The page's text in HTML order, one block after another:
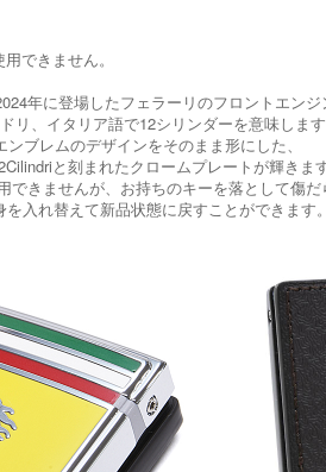
できません。
年に登場したフェラーリのフロントエンジ
、イタリア語で12シリンダーを意味します
ブレムのデザインをそのまま形にした、
と刻まれたクロームプレートが輝きます
きませんが、お持ちのキーを落として傷だ
入れ替えて新品状態に戻すことができます。